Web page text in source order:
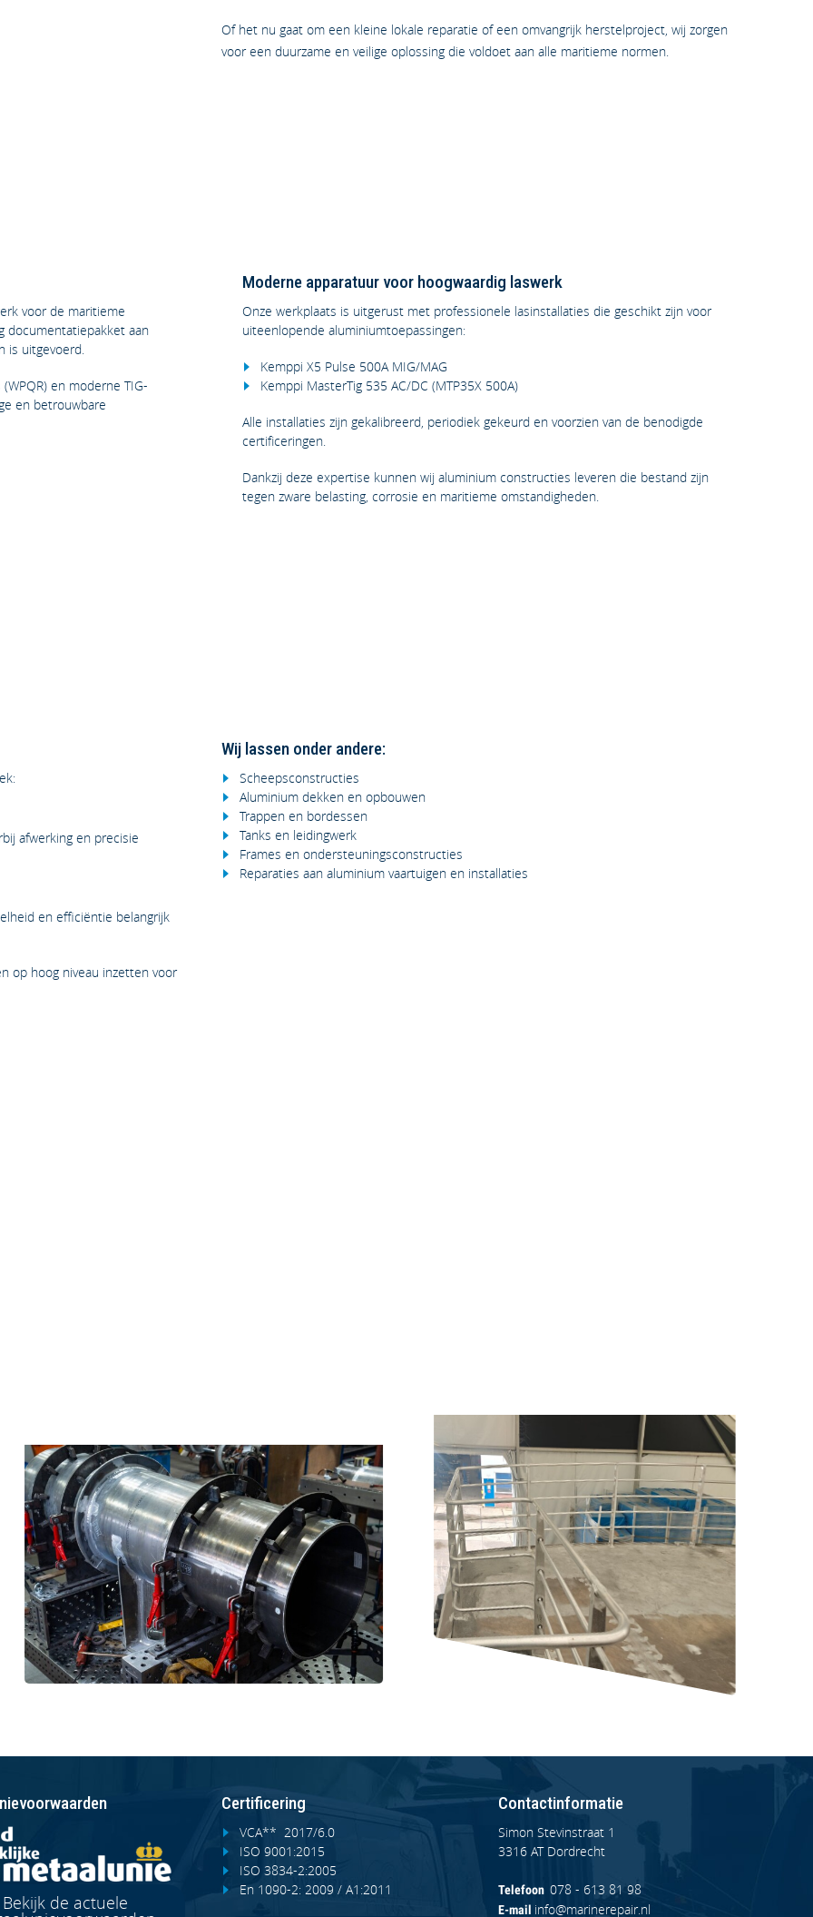
Of het nu gaat om een kleine lokale reparatie of een omvangrijk herstelproject, wij zorgen
voor een duurzame en veilige oplossing die voldoet aan alle maritieme normen.
voor de maritieme
documentatiepakket aan
is uitgevoerd.
en moderne TIG-
en betrouwbare
Moderne apparatuur voor hoogwaardig laswerk
Onze werkplaats is uitgerust met professionele lasinstallaties die geschikt zijn voor
uiteenlopende aluminiumtoepassingen:
Kemppi X5 Pulse 500A MIG/MAG
Kemppi MasterTig 535 AC/DC (MTP35X 500A)
Alle installaties zijn gekalibreerd, periodiek gekeurd en voorzien van de benodigde
certificeringen.
Dankzij deze expertise kunnen wij aluminium constructies leveren die bestand zijn
tegen zware belasting, corrosie en maritieme omstandigheden.
afwerking en precisie
en efficiëntie belangrijk
op hoog niveau inzetten voor
Wij lassen onder andere:
Scheepsconstructies
Aluminium dekken en opbouwen
Trappen en bordessen
Tanks en leidingwerk
Frames en ondersteuningsconstructies
Reparaties aan aluminium vaartuigen en installaties
Bekijk de actuele
Certificering
VCA** 2017/6.0
ISO 9001:2015
ISO 3834-2:2005
En 1090-2: 2009 / A1:2011
Contactinformatie
Simon Stevinstraat 1
3316 AT Dordrecht
Telefoon 078 - 613 81 98
E-mail info@marinerepair.nl